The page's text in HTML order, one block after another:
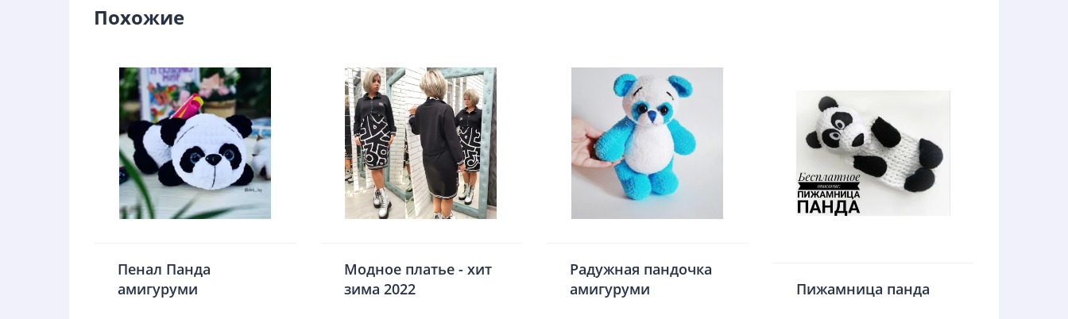
Похожие
Пенал Панда
амигуруми
Модное платье - хит
зима 2022
Радужная пандочка
амигуруми
Пижамница панда